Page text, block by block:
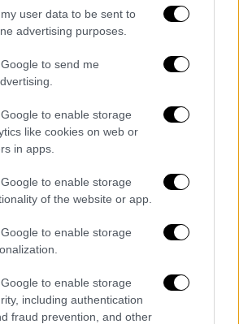
user data to be sent to
advertising purposes.
to send me
to enable storage
like cookies on web or
in apps.
to enable storage
of the website or app.
to enable storage
to enable storage
including authentication
fraud prevention, and other
ενίοτε δυσάρεστος και
ότι κάποιες από τις
μπορούν να